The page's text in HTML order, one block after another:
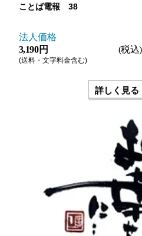
ことば電報 38
法人価格
3,190 円
(税込)
(送料・文字料金含む)
詳しく見る